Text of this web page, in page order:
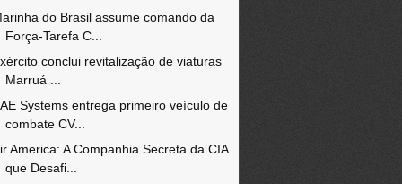
do Brasil assume comando da
Força-Tarefa C...
conclui revitalização de viaturas
Marruá ...
Systems entrega primeiro veículo de
combate CV...
America: A Companhia Secreta da CIA
que Desafi...